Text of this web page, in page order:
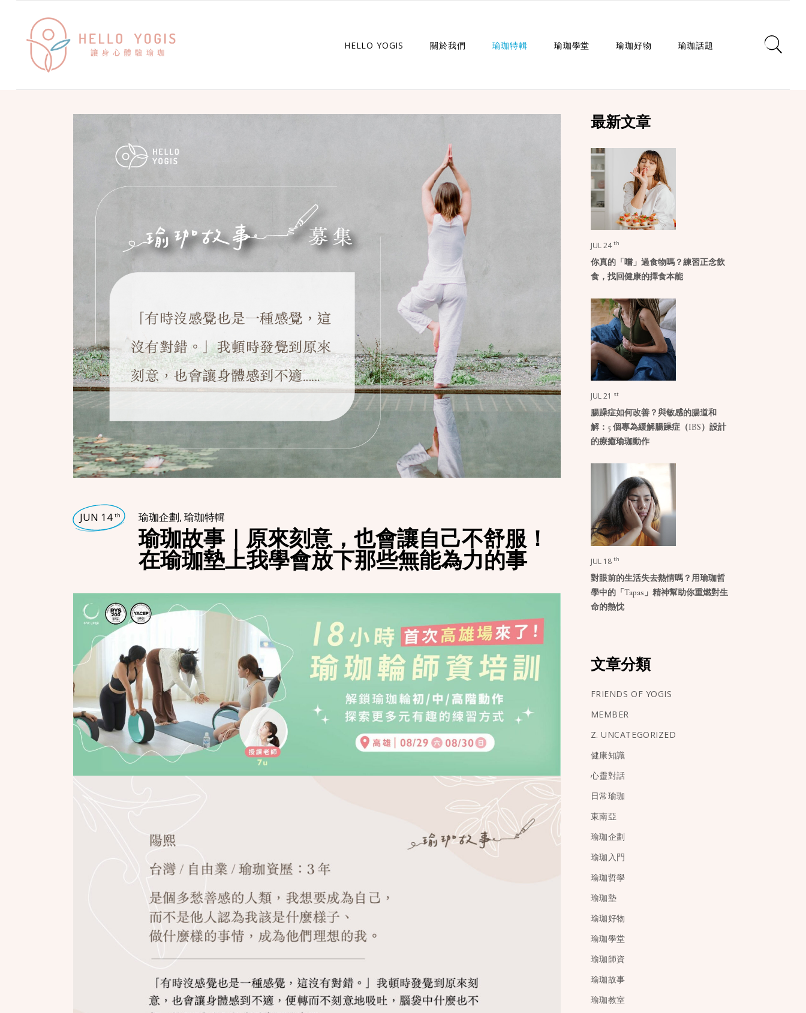
HELLO YOGIS 關於我們 瑜珈特輯
瑜珈企劃
瑜珈學堂
日常瑜珈
瑜珈好物
瑜珈墊
瑜珈服
瑜珈輔具
生活選品
課程/活動
瑜珈話題
JUN 14 th 瑜珈企劃, 瑜珈特輯
瑜珈故事｜原來刻意，也會讓自己不舒服！
在瑜珈墊上我學會放下那些無能為力的事
最新文章
JUL 24 th
你真的「嚐」過食物嗎？練習正念飲
食，找回健康的擇食本能
JUL 21 st
腸躁症如何改善？與敏感的腸道和
解：5 個專為緩解腸躁症（IBS）設計
的療癒瑜珈動作
JUL 18 th
對眼前的生活失去熱情嗎？用瑜珈哲
學中的「Tapas」精神幫助你重燃對生
命的熱忱
文章分類
FRIENDS OF YOGIS
MEMBER
Z. UNCATEGORIZED
健康知識
心靈對話
日常瑜珈
東南亞
瑜珈企劃
瑜珈入門
瑜珈哲學
瑜珈墊
瑜珈好物
瑜珈學堂
瑜珈師資
瑜珈故事
瑜珈教室